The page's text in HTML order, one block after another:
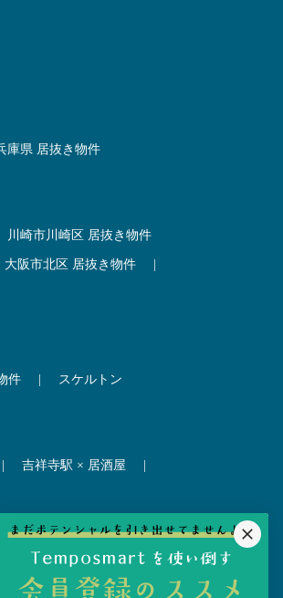
庫県 居抜き物件
川崎市川崎区 居抜き物件
大阪市北区 居抜き物件
件 スケルトン
吉祥寺駅 × 居酒屋
赤坂見附駅 居抜き物件